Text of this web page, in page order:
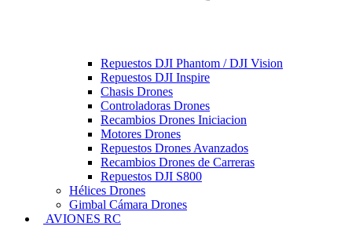
Repuestos DJI Phantom / DJI Vision
Repuestos DJI Inspire
Chasis Drones
Controladoras Drones
Recambios Drones Iniciacion
Motores Drones
Repuestos Drones Avanzados
Recambios Drones de Carreras
Repuestos DJI S800
Hélices Drones
Gimbal Cámara Drones
AVIONES RC